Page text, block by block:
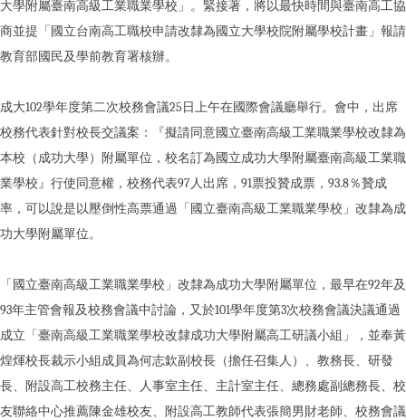
大學附屬臺南高級工業職業學校」。緊接著，將以最快時間與臺南高工協
商並提「國立台南高工職校申請改隸為國立大學校院附屬學校計畫」報請
教育部國民及學前教育署核辦。
成大102學年度第二次校務會議25日上午在國際會議廳舉行。會中，出席
校務代表針對校長交議案：『擬請同意國立臺南高級工業職業學校改隸為
本校（成功大學）附屬單位，校名訂為國立成功大學附屬臺南高級工業職
業學校』行使同意權，校務代表97人出席，91票投贊成票，93.8％贊成
率，可以說是以壓倒性高票通過「國立臺南高級工業職業學校」改隸為成
功大學附屬單位。
「國立臺南高級工業職業學校」改隸為成功大學附屬單位，最早在92年及
93年主管會報及校務會議中討論，又於101學年度第3次校務會議決議通過
成立「臺南高級工業職業學校改隸成功大學附屬高工研議小組」，並奉黃
煌煇校長裁示小組成員為何志欽副校長（擔任召集人）、教務長、研發
長、附設高工校務主任、人事室主任、主計室主任、總務處副總務長、校
友聯絡中心推薦陳金雄校友、附設高工教師代表張簡男財老師、校務會議